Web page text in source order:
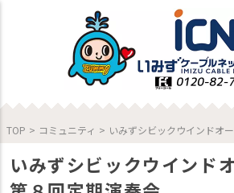
TOP > コミュニティ > いみずシビックウインドオ
いみずシビックウインド